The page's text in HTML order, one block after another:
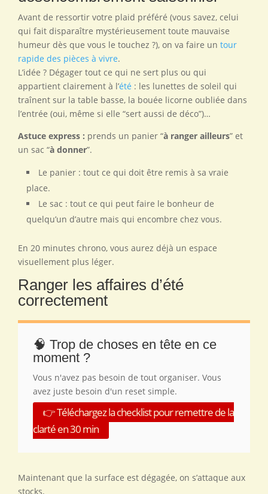
Avant de ressortir votre plaid préféré (vous savez, celui
qui fait disparaître mystérieusement toute mauvaise
humeur dès que vous le touchez ?), on va faire un tour
rapide des pièces à vivre.
L’idée ? Dégager tout ce qui ne sert plus ou qui
appartient clairement à l’été : les lunettes de soleil qui
traînent sur la table basse, la bouée licorne oubliée dans
l’entrée (oui, même si elle “sert aussi de déco”)…
Astuce express : prends un panier “à ranger ailleurs” et
un sac “à donner”.
Le panier : tout ce qui doit être remis à sa vraie
place.
Le sac : tout ce qui peut faire le bonheur de
quelqu’un d’autre mais qui encombre chez vous.
En 20 minutes chrono, vous aurez déjà un espace
visuellement plus léger.
Ranger les affaires d’été
correctement
🧠 Trop de choses en tête en ce
moment ?
Vous n'avez pas besoin de tout organiser. Vous
avez juste besoin d'un reset simple.
👉 Téléchargez la checklist pour remettre de la
clarté en 30 min
Maintenant que la surface est dégagée, on s’attaque aux
stocks.